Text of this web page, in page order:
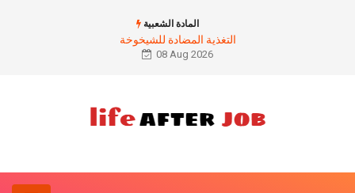
المادة الشعبية
التغذية المضادة للشيخوخة
08 Aug 2026